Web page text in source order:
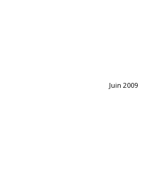
Juin 2009